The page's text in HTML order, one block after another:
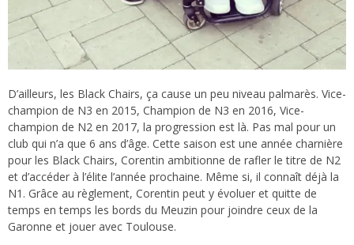
D’ailleurs, les Black Chairs, ça cause un peu niveau palmarès. Vice-
champion de N3 en 2015, Champion de N3 en 2016, Vice-
champion de N2 en 2017, la progression est là. Pas mal pour un
club qui n’a que 6 ans d’âge. Cette saison est une année charnière
pour les Black Chairs, Corentin ambitionne de rafler le titre de N2
et d’accéder à l’élite l’année prochaine. Même si, il connaît déjà la
N1. Grâce au règlement, Corentin peut y évoluer et quitte de
temps en temps les bords du Meuzin pour joindre ceux de la
Garonne et jouer avec Toulouse.